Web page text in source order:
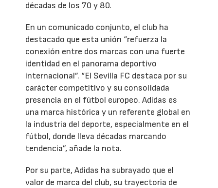
décadas de los 70 y 80.
En un comunicado conjunto, el club ha
destacado que esta unión “refuerza la
conexión entre dos marcas con una fuerte
identidad en el panorama deportivo
internacional”. “El Sevilla FC destaca por su
carácter competitivo y su consolidada
presencia en el fútbol europeo. Adidas es
una marca histórica y un referente global en
la industria del deporte, especialmente en el
fútbol, donde lleva décadas marcando
tendencia”, añade la nota.
Por su parte, Adidas ha subrayado que el
valor de marca del club, su trayectoria de